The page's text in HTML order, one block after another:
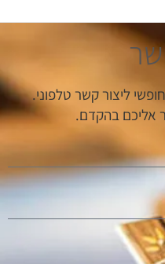
ליצור קשר טלפוני.
אליכם בהקדם.